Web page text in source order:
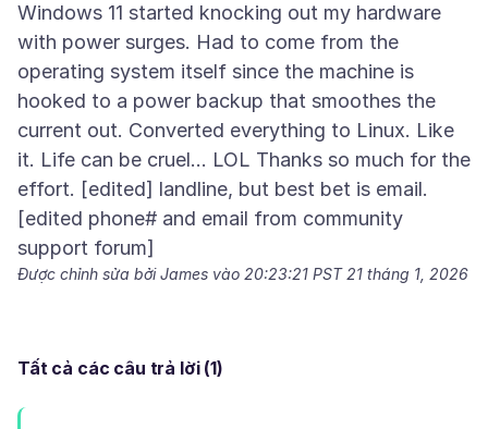
Windows 11 started knocking out my hardware
with power surges. Had to come from the
operating system itself since the machine is
hooked to a power backup that smoothes the
current out. Converted everything to Linux. Like
it. Life can be cruel... LOL Thanks so much for the
effort. [edited] landline, but best bet is email.
[edited phone# and email from community
Được chỉnh sửa bởi James vào 20:23:21 PST 21 tháng 1, 2026
Tất cả các câu trả lời (1)